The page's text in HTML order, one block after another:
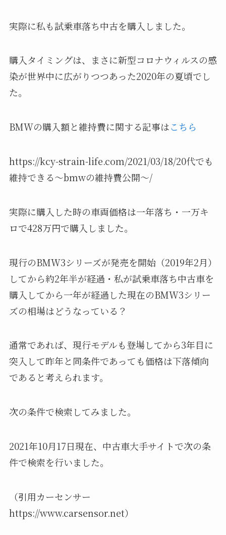
実際に私も試乗車落ち中古を購入しました。
購入タイミングは、まさに新型コロナウィルスの感
染が世界中に広がりつつあった2020年の夏頃でし
た。
BMWの購入額と維持費に関する記事はこちら
https://kcy-strain-life.com/2021/03/18/20代でも
維持できる〜bmwの維持費公開〜/
実際に購入した時の車両価格は一年落ち・一万キ
ロで428万円で購入しました。
現行のBMW3シリーズが発売を開始（2019年2月）
してから約2年半が経過・私が試乗車落ち中古車を
購入してから一年が経過した現在のBMW3シリー
ズの相場はどうなっている？
通常であれば、現行モデルも登場してから3年目に
突入して昨年と同条件であっても価格は下落傾向
であると考えられます。
次の条件で検索してみました。
2021年10月17日現在、中古車大手サイトで次の条
件で検索を行いました。
（引用カーセンサー
https://www.carsensor.net）